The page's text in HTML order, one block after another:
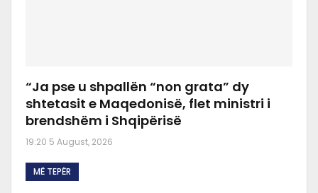
“Ja pse u shpallën “non grata” dy
shtetasit e Maqedonisë, flet ministri i
brendshëm i Shqipërisë
19:20 5 August, 2026
MË TEPËR